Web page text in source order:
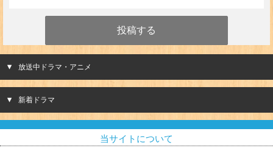
放送中ドラマ・アニメ
新着ドラマ
当サイトについて